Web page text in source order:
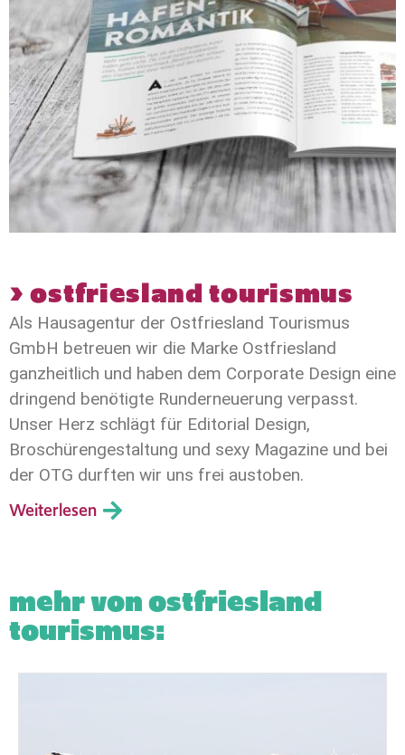
> ostfriesland tourismus
Als Hausagentur der Ostfriesland Tourismus
GmbH betreuen wir die Marke Ostfriesland
ganzheitlich und haben dem Corporate Design eine
dringend benötigte Runderneuerung verpasst.
Unser Herz schlägt für Editorial Design,
Broschürengestaltung und sexy Magazine und bei
der OTG durften wir uns frei austoben.
Weiterlesen
mehr von ostfriesland
tourismus: